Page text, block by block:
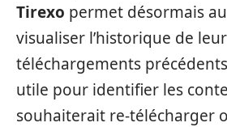
Tirexo permet désormais
visualiser l’historique de
téléchargements
utile pour identifier les
souhaiterait re-télécharger